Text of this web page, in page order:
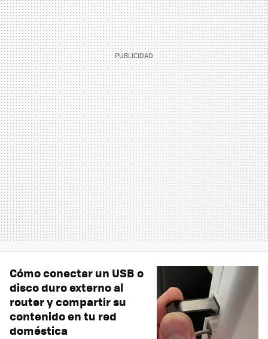
Cómo conectar un USB o
disco duro externo al
router y compartir su
contenido en tu red
doméstica